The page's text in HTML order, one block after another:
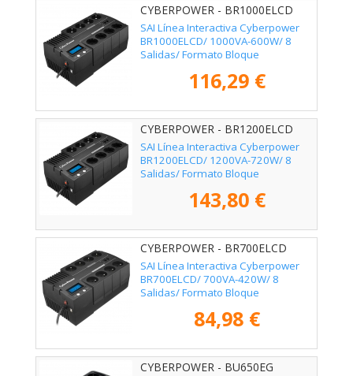
CYBERPOWER - BR1000ELCD
SAI Línea Interactiva Cyberpower
BR1000ELCD/ 1000VA-600W/ 8
Salidas/ Formato Bloque
116,29 €
CYBERPOWER - BR1200ELCD
SAI Línea Interactiva Cyberpower
BR1200ELCD/ 1200VA-720W/ 8
Salidas/ Formato Bloque
143,80 €
CYBERPOWER - BR700ELCD
SAI Línea Interactiva Cyberpower
BR700ELCD/ 700VA-420W/ 8
Salidas/ Formato Bloque
84,98 €
CYBERPOWER - BU650EG